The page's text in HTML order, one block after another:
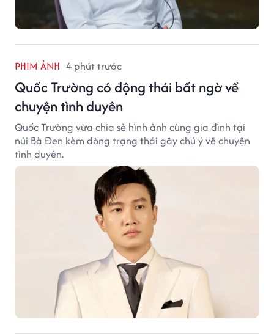
PHIM ẢNH 4 phút trước
Quốc Trường có động thái bất ngờ về
chuyện tình duyên
Quốc Trường vừa chia sẻ hình ảnh cùng gia đình tại
núi Bà Đen kèm dòng trạng thái gây chú ý về chuyện
tình duyên.